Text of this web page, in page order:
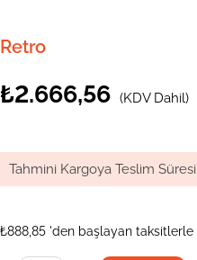
Retro
₺2.666,56 (KDV Dahil)
Tahmini Kargoya Teslim Süresi
₺888,85 'den başlayan taksitlerle